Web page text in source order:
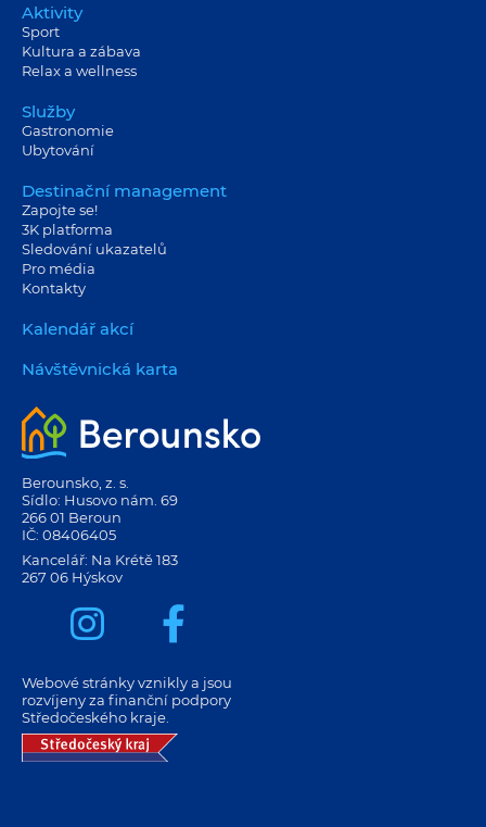
Aktivity
Sport
Kultura a zábava
Relax a wellness
Služby
Gastronomie
Ubytování
Destinační management
Zapojte se!
3K platforma
Sledování ukazatelů
Pro média
Kontakty
Kalendář akcí
Návštěvnická karta
Berounsko, z. s.
Sídlo: Husovo nám. 69
266 01 Beroun
IČ: 08406405
Kancelář: Na Krétě 183
267 06 Hýskov
Webové stránky vznikly a jsou
rozvíjeny za finanční podpory
Středočeského kraje.